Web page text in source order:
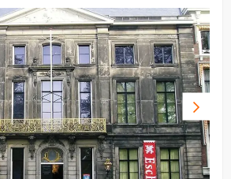
Avondarrangementen
Varen
Boottochten
Losse boothuur
Sport en spel
foto